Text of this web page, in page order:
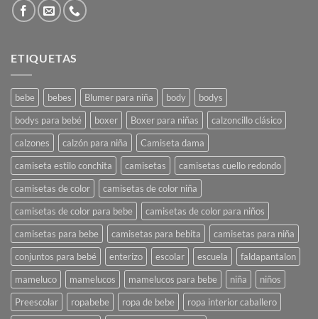
ETIQUETAS
bebe bebes Blumer para niña body
bodys
bodys para bebé
boxer Boxer para niñas
calzoncillo clásico
calzones
calzón para niña
Camiseta dama
camiseta estilo conchita
camisetas
camisetas cuello redondo
camisetas de color
camisetas de color niña
camisetas de color para bebe
camisetas de color para niños
camisetas para bebe
camisetas para bebita
camisetas para niña
conjuntos para bebé
enterizo escolar escuela
faldapantalon
mameluco
mamelucos mamelucos para bebe niña
niños
Preescolar
ropabebe ropa de bebe
ropa interior caballero